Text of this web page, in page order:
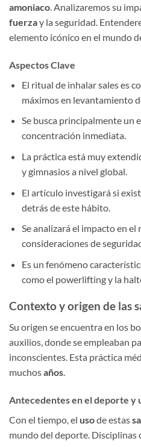
amoniaco. Analizaremos su
fuerzay la seguridad.
elemento icónico en el mundo
Aspectos Clave
El ritual de inhalar sales es
máximos en levantamiento
Se busca principalmente un
concentración inmediata.
La práctica está muy
y gimnasios a nivel global.
El artículo investigará si
detrás de este hábito.
Se analizará el impacto en
consideraciones de
Es un fenómeno
como el powerlifting y la
Contexto y origen de las
Su origen se encuentra en los
auxilios, donde se empleaban
inconscientes. Esta práctica
muchosaños.
Antecedentes en el deporte y
Con el tiempo, el usode estas
mundo del deporte. Disciplinas